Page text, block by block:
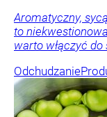
Aromatyczny,
to
warto włączyć
Odchudzanie